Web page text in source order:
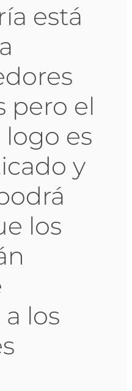
está
pero el
es
y
los
los